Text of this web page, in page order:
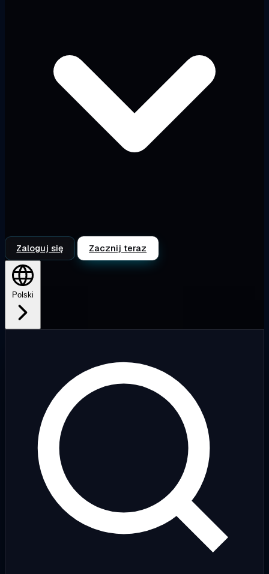
Zaloguj się Zacznij teraz
Polski